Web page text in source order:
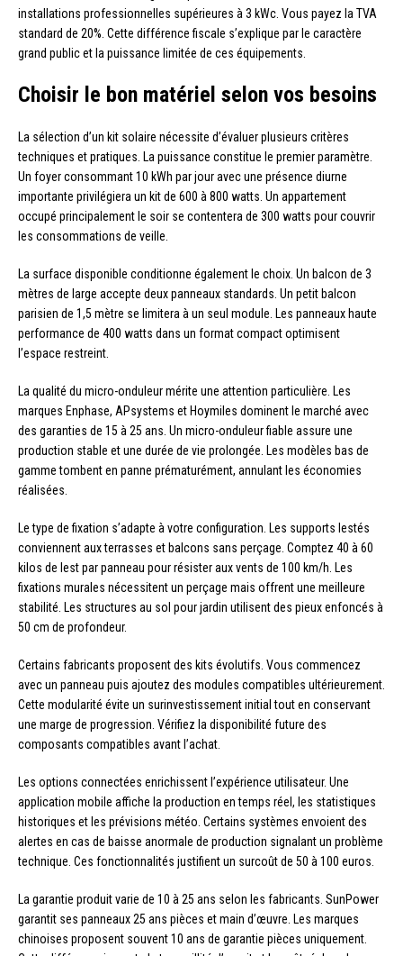
installations professionnelles supérieures à 3 kWc. Vous payez la TVA
standard de 20%. Cette différence fiscale s’explique par le caractère
grand public et la puissance limitée de ces équipements.
Choisir le bon matériel selon vos besoins
La sélection d’un kit solaire nécessite d’évaluer plusieurs critères
techniques et pratiques. La puissance constitue le premier paramètre.
Un foyer consommant 10 kWh par jour avec une présence diurne
importante privilégiera un kit de 600 à 800 watts. Un appartement
occupé principalement le soir se contentera de 300 watts pour couvrir
les consommations de veille.
La surface disponible conditionne également le choix. Un balcon de 3
mètres de large accepte deux panneaux standards. Un petit balcon
parisien de 1,5 mètre se limitera à un seul module. Les panneaux haute
performance de 400 watts dans un format compact optimisent
l’espace restreint.
La qualité du micro-onduleur mérite une attention particulière. Les
marques Enphase, APsystems et Hoymiles dominent le marché avec
des garanties de 15 à 25 ans. Un micro-onduleur fiable assure une
production stable et une durée de vie prolongée. Les modèles bas de
gamme tombent en panne prématurément, annulant les économies
réalisées.
Le type de fixation s’adapte à votre configuration. Les supports lestés
conviennent aux terrasses et balcons sans perçage. Comptez 40 à 60
kilos de lest par panneau pour résister aux vents de 100 km/h. Les
fixations murales nécessitent un perçage mais offrent une meilleure
stabilité. Les structures au sol pour jardin utilisent des pieux enfoncés à
50 cm de profondeur.
Certains fabricants proposent des kits évolutifs. Vous commencez
avec un panneau puis ajoutez des modules compatibles ultérieurement.
Cette modularité évite un surinvestissement initial tout en conservant
une marge de progression. Vérifiez la disponibilité future des
composants compatibles avant l’achat.
Les options connectées enrichissent l’expérience utilisateur. Une
application mobile affiche la production en temps réel, les statistiques
historiques et les prévisions météo. Certains systèmes envoient des
alertes en cas de baisse anormale de production signalant un problème
technique. Ces fonctionnalités justifient un surcoût de 50 à 100 euros.
La garantie produit varie de 10 à 25 ans selon les fabricants. SunPower
garantit ses panneaux 25 ans pièces et main d’œuvre. Les marques
chinoises proposent souvent 10 ans de garantie pièces uniquement.